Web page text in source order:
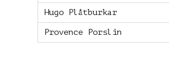
Hugo Plåtburkar
Provence Porslin